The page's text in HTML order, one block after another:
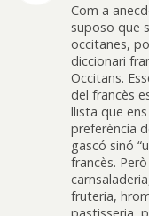
Com a
suposo que
occitanes,
diccionari
Occitans.
del francès
llista que
preferència
gascó sinó
francès.
fruteria,